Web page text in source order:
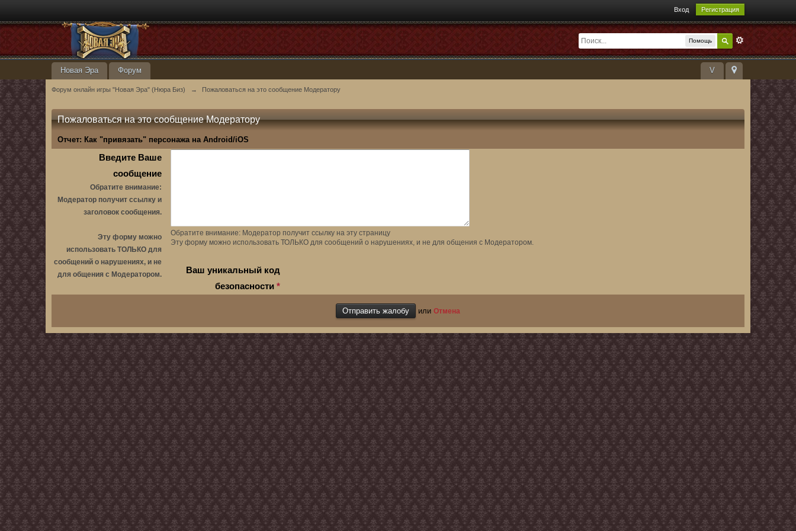
Вход Регистрация
Помощь
V
Новая Эра Форум
Форум онлайн игры "Новая Эра" (Нюра Биз) → Пожаловаться на это сообщение Модератору
Пожаловаться на это сообщение Модератору
Отчет: Как "привязать" персонажа на Android/iOS
Введите Ваше
сообщение
Обратите внимание:
Модератор получит ссылку и
заголовок сообщения.
Эту форму можно
использовать ТОЛЬКО для
сообщений о нарушениях, и не
для общения с Модератором.
Обратите внимание: Модератор получит ссылку на эту страницу
Эту форму можно использовать ТОЛЬКО для сообщений о нарушениях, и не для общения с Модератором.
Ваш уникальный код
безопасности*
или Отмена